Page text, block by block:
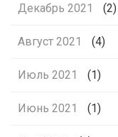
Декабрь 2021 (2)
Август 2021 (4)
Июль 2021 (1)
Июнь 2021 (1)